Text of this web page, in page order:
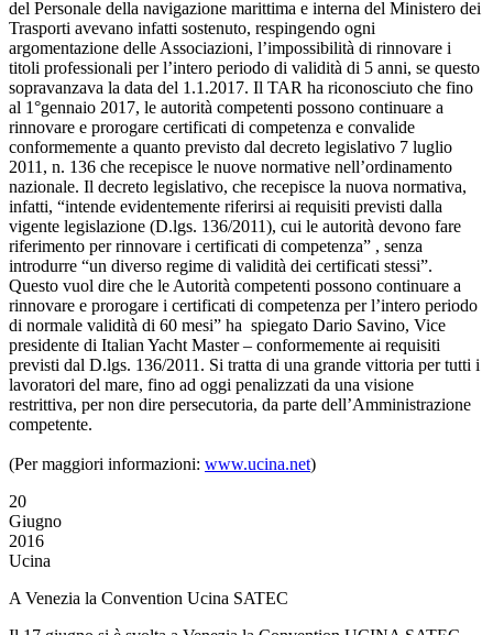
del Personale della navigazione marittima e interna del Ministero dei
Trasporti avevano infatti sostenuto, respingendo ogni
argomentazione delle Associazioni, l’impossibilità di rinnovare i
titoli professionali per l’intero periodo di validità di 5 anni, se questo
sopravanzava la data del 1.1.2017. Il TAR ha riconosciuto che fino
al 1°gennaio 2017, le autorità competenti possono continuare a
rinnovare e prorogare certificati di competenza e convalide
conformemente a quanto previsto dal decreto legislativo 7 luglio
2011, n. 136 che recepisce le nuove normative nell’ordinamento
nazionale. Il decreto legislativo, che recepisce la nuova normativa,
infatti, “intende evidentemente riferirsi ai requisiti previsti dalla
vigente legislazione (D.lgs. 136/2011), cui le autorità devono fare
riferimento per rinnovare i certificati di competenza” , senza
introdurre “un diverso regime di validità dei certificati stessi”.
Questo vuol dire che le Autorità competenti possono continuare a
rinnovare e prorogare i certificati di competenza per l’intero periodo
di normale validità di 60 mesi” ha spiegato Dario Savino, Vice
presidente di Italian Yacht Master – conformemente ai requisiti
previsti dal D.lgs. 136/2011. Si tratta di una grande vittoria per tutti i
lavoratori del mare, fino ad oggi penalizzati da una visione
restrittiva, per non dire persecutoria, da parte dell’Amministrazione
competente.
(Per maggiori informazioni: www.ucina.net)
20
Giugno
2016
Ucina
A Venezia la Convention Ucina SATEC